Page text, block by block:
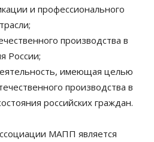
и профессионального
производства в
России;
имеющая целью
производства в
российских граждан.
МАПП является